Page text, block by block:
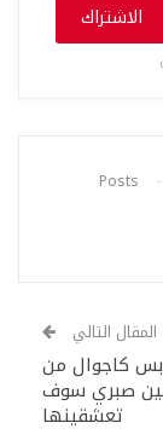
الاشتراك
المقال التالي
كاجوال من
صبري سوف
تعشقينها